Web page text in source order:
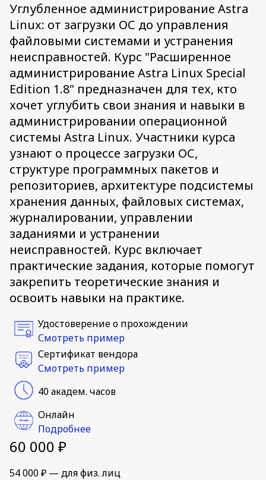
Углубленное администрирование Astra
Linux: от загрузки ОС до управления
файловыми системами и устранения
неисправностей. Курс "Расширенное
администрирование Astra Linux Special
Edition 1.8" предназначен для тех, кто
хочет углубить свои знания и навыки в
администрировании операционной
системы Astra Linux. Участники курса
узнают о процессе загрузки ОС,
структуре программных пакетов и
репозиториев, архитектуре подсистемы
хранения данных, файловых системах,
журналировании, управлении
заданиями и устранении
неисправностей. Курс включает
практические задания, которые помогут
закрепить теоретические знания и
освоить навыки на практике.
Удостоверение о прохождении
Смотреть пример
Сертификат вендора
Смотреть пример
40 академ. часов
Онлайн
Подробнее
60 000 ₽
54 000 ₽ — для физ. лиц